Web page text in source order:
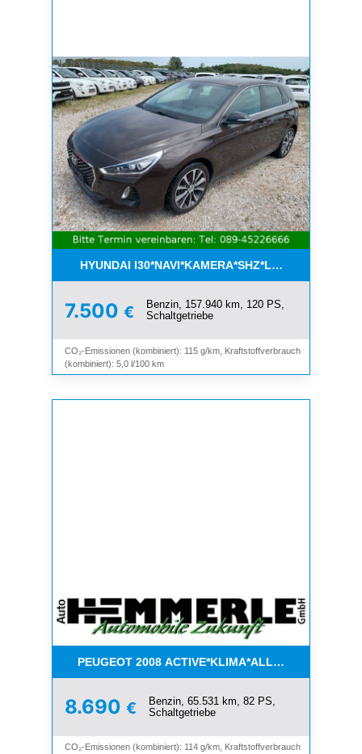
HYUNDAI
7.500 €
Benzin, 157.940 km, 120 PS,
Schaltgetriebe
CO₂-Emissionen (kombiniert): 115 g/km, Kraftstoffverbrauch
(kombiniert): 5,0 l/100 km
PEUGEOT 2008
8.690 €
Benzin, 65.531 km, 82 PS,
Schaltgetriebe
CO₂-Emissionen (kombiniert): 114 g/km, Kraftstoffverbrauch